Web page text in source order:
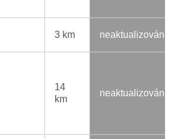
3 km neaktualizováno
14
km
neaktualizováno